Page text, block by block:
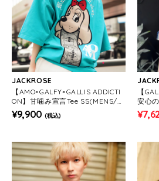
JACKROSE
【AMO×GALFY×GALLIS ADDICTI
ON】甘噛み宣言Tee SS(MENS/W
OMENS)
¥9,900 (税込)
【
安心
シャ